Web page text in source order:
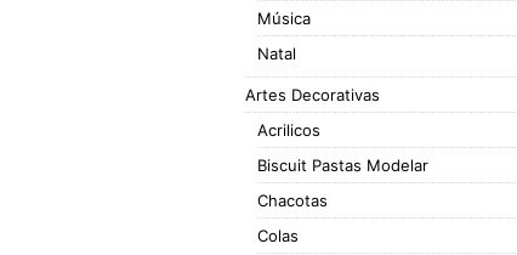
Música
Natal
Artes Decorativas
Acrilicos
Biscuit Pastas Modelar
Chacotas
Colas